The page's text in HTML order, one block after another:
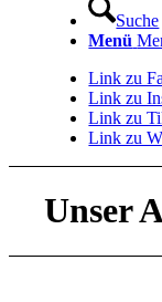
Suche
Menü
Link zu
Link zu
Link zu
Link zu
Unser